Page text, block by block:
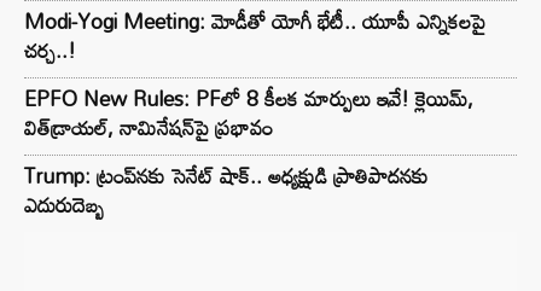
Modi-Yogi Meeting: మోడీతో యోగీ భేటీ.. యూపీ ఎన్నికలపై
చర్చ..!
EPFO New Rules: PFలో 8 కీలక మార్పులు ఇవే! క్లెయిమ్,
విత్‌డ్రాయల్, నామినేషన్‌పై ప్రభావం
Trump: ట్రంప్‌నకు సెనేట్ షాక్.. అధ్యక్షుడి ప్రాతిపాదనకు
ఎదురుదెబ్బ